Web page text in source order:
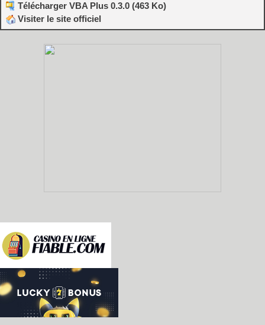
Télécharger VBA Plus 0.3.0 (463 Ko)
Visiter le site officiel